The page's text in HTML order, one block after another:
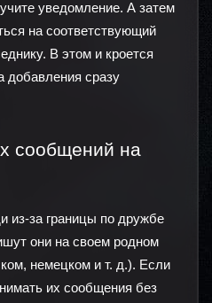
уведомление. А затем
на соответствующий
В этом и кроется
добавления сразу
сообщений на
из-за границы по дружбе
они на своем родном
немецком и т. д.). Если
их сообщения без